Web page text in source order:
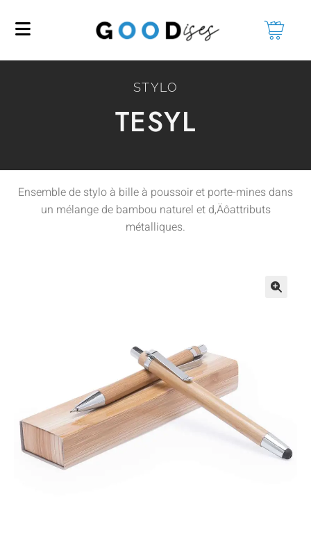
STYLO
TESYL
Ensemble de stylo à bille à poussoir et porte-mines dans
un mélange de bambou naturel et d‚Äôattributs
métalliques.